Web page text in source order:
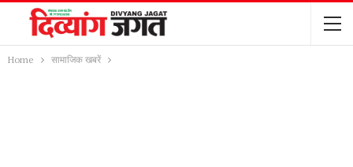
Home सामाजिक खबरें